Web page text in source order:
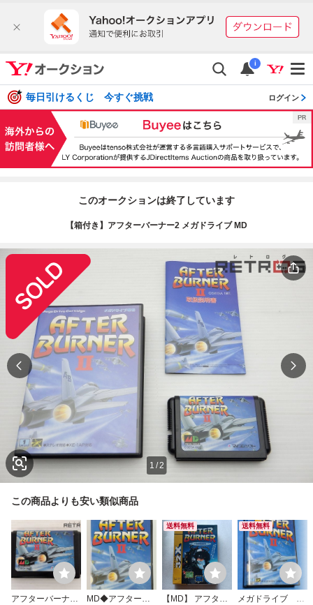
i
毎日引けるくじ 今すぐ挑戦 ログイン
このオークションは終了しています
【箱付き】アフターバーナー2 メガドライブ MD
1 /2
この商品よりも安い類似商品
アフターバーナー
MD◆アフターバ
送料無料
【MD】 アフター
送料無料
メガドライブ ア